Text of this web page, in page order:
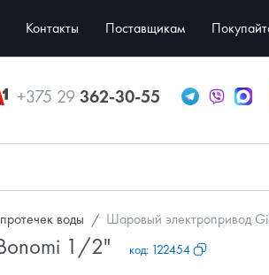
Контакты Поставщикам
+375 29362-30-55
воды Шаровый электропривод
1/2" код: 122454